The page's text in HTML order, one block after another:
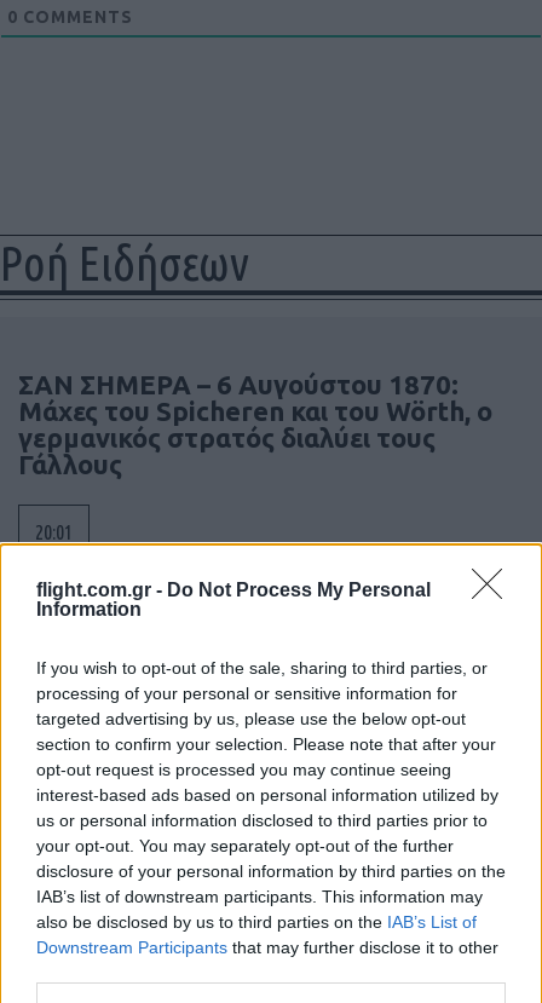
flight.com.gr - Do Not Process My Personal
Information
If you wish to opt-out of the sale, sharing to third parties, or
processing of your personal or sensitive information for
targeted advertising by us, please use the below opt-out
section to confirm your selection. Please note that after your
opt-out request is processed you may continue seeing
interest-based ads based on personal information utilized by
us or personal information disclosed to third parties prior to
your opt-out. You may separately opt-out of the further
disclosure of your personal information by third parties on the
IAB’s list of downstream participants. This information may
also be disclosed by us to third parties on the IAB’s List of
Downstream Participants that may further disclose it to other
Ροή Ειδήσεων
ΣΑΝ ΣΗΜΕΡΑ – 6 Αυγούστου 1870:
Μάχες του Spicheren και του Wörth, ο
γερμανικός στρατός διαλύει τους
Γάλλους
20:01
μαχητικό που… ξέχασε τους τροχούς
προσγείωσης
19:40
Litening: Η Αμερικανική Αεροπορία
επενδύει σε ένα από τα πλέον
διαδεδομένα ατρακτίδια στοχοποίησης
19:20
0 COMMENTS